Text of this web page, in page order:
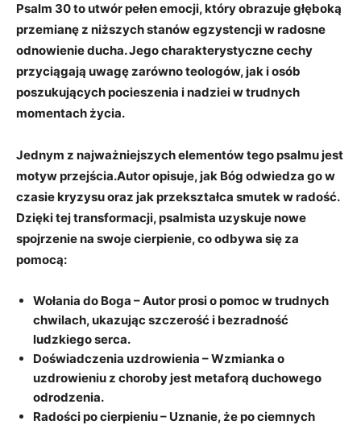
Psalm 30 to utwór pełen emocji, który obrazuje głęboką
przemianę z niższych stanów egzystencji w radosne
odnowienie ducha. Jego charakterystyczne cechy
przyciągają uwagę zarówno teologów, jak i osób
poszukujących pocieszenia i nadziei w trudnych
momentach życia.
Jednym z najważniejszych elementów tego psalmu jest
motyw przejścia.Autor opisuje, jak Bóg odwiedza go w
czasie kryzysu oraz jak przekształca smutek w radość.
Dzięki tej transformacji, psalmista uzyskuje nowe
spojrzenie na swoje cierpienie, co odbywa się za
pomocą:
Wołania do Boga – Autor prosi o pomoc w trudnych
chwilach, ukazując szczerość i bezradność
ludzkiego serca.
Doświadczenia uzdrowienia – Wzmianka o
uzdrowieniu z choroby jest metaforą duchowego
odrodzenia.
Radości po cierpieniu– Uznanie, że po ciemnych